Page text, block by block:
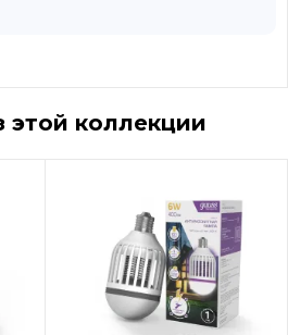
этой коллекции